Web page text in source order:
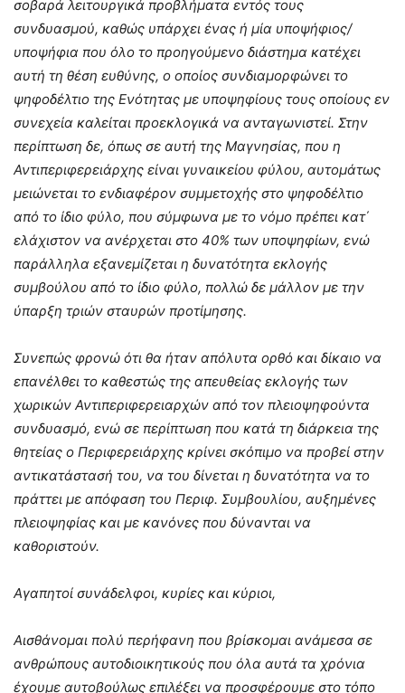
σοβαρά λειτουργικά προβλήματα εντός τους
συνδυασμού, καθώς υπάρχει ένας ή μία υποψήφιος/
υποψήφια που όλο το προηγούμενο διάστημα κατέχει
αυτή τη θέση ευθύνης, ο οποίος συνδιαμορφώνει το
ψηφοδέλτιο της Ενότητας με υποψηφίους τους οποίους εν
συνεχεία καλείται προεκλογικά να ανταγωνιστεί. Στην
περίπτωση δε, όπως σε αυτή της Μαγνησίας, που η
Αντιπεριφερειάρχης είναι γυναικείου φύλου, αυτομάτως
μειώνεται το ενδιαφέρον συμμετοχής στο ψηφοδέλτιο
από το ίδιο φύλο, που σύμφωνα με το νόμο πρέπει κατ΄
ελάχιστον να ανέρχεται στο 40% των υποψηφίων, ενώ
παράλληλα εξανεμίζεται η δυνατότητα εκλογής
συμβούλου από το ίδιο φύλο, πολλώ δε μάλλον με την
ύπαρξη τριών σταυρών προτίμησης.
Συνεπώς φρονώ ότι θα ήταν απόλυτα ορθό και δίκαιο να
επανέλθει το καθεστώς της απευθείας εκλογής των
χωρικών Αντιπεριφερειαρχών από τον πλειοψηφούντα
συνδυασμό, ενώ σε περίπτωση που κατά τη διάρκεια της
θητείας ο Περιφερειάρχης κρίνει σκόπιμο να προβεί στην
αντικατάστασή του, να του δίνεται η δυνατότητα να το
πράττει με απόφαση του Περιφ. Συμβουλίου, αυξημένες
πλειοψηφίας και με κανόνες που δύνανται να
καθοριστούν.
Αγαπητοί συνάδελφοι, κυρίες και κύριοι,
Αισθάνομαι πολύ περήφανη που βρίσκομαι ανάμεσα σε
ανθρώπους αυτοδιοικητικούς που όλα αυτά τα χρόνια
έχουμε αυτοβούλως επιλέξει να προσφέρουμε στο τόπο